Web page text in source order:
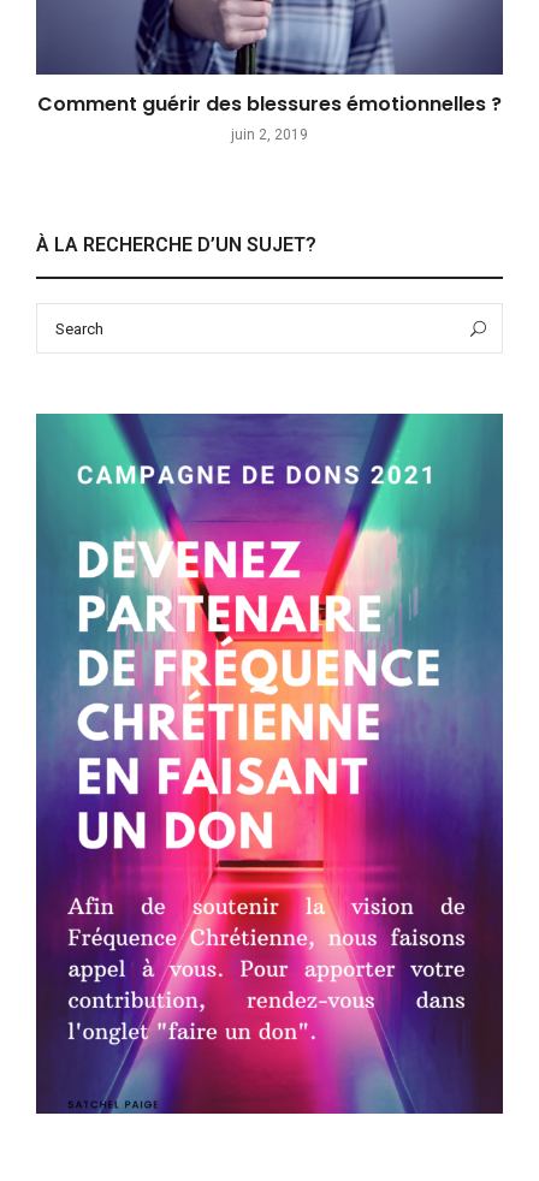
Comment guérir des blessures émotionnelles ?
juin 2, 2019
À LA RECHERCHE D’UN SUJET?